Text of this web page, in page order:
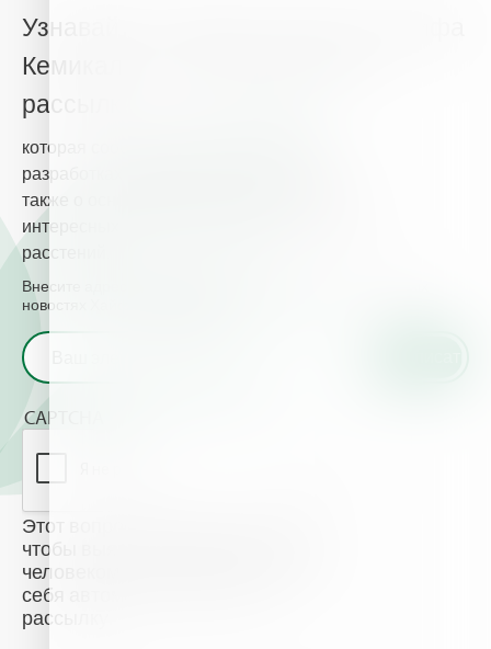
Узнавайте о главных новостях Хайфа
Кемикалз из нашей новостной
рассылки
которая сообщит Вам о наших новых
разработках в сфере питания растений, а
также о основных новостях и событиях,
интересных для Вас и полезных для Ваших
расстений.
Внесите адрес электронной почты и узнавайте о главных
новостях Хайфа Кемикалз
CAPTCHA
Этот вопрос задается для того,
чтобы выяснить, являетесь ли Вы
человеком или представляете из
себя автоматическую спам-
рассылку.